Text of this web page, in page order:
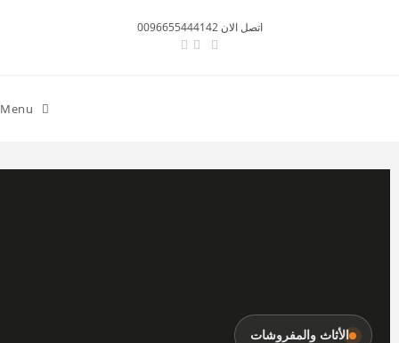
اتصل الان 0096655444142
Menu
الأثاث والمفروشات